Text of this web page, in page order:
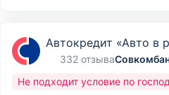
Автокредит «Авто в
332 отзыва
Не подходит условие по